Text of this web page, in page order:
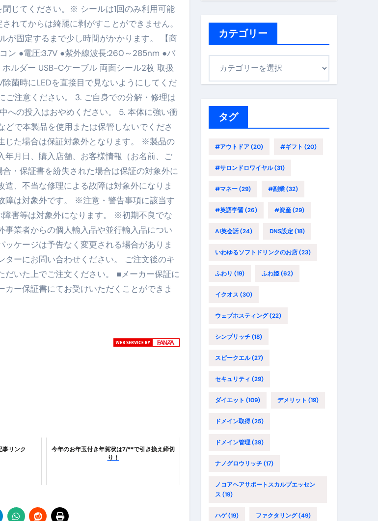
別比較・価格の考え方・失敗しないチェックリスト（高齢者にも）
ニッパー・電動まで、硬い爪／巻き爪／飛び散り対策の選び方
ーション・カット済みの選び方と、年末年始に“満足度MAX”で食べるコツ
された保存食文化”
代スイーツ文化のすべて ―
に変える地震対策ステッカー
じてください。※ シールは1回のみ利用可能
れてからは綺麗に剥がすことができません。
が固定するまで少し時間がかかります。 【商
ン ●電圧:3.7V ●紫外線波長:260～285nm ●バ
ルダー USB-Cケーブル 両面シール2枚 取扱
菌時にLEDを直接目で見ないようにしてくだ
ご注意ください。 3. ご自身での分解・修理は
の投入はおやめください。 5. 本体に強い衝
で本製品を使用または保管しないでくださ
じた場合は保証対象外となります。 ※製品の
月日、購入店舗、お客様情報（お名前、ご
・保証書を紛失された場合は保証の対象外に
、不当な修理による故障は対象外になりま
は対象外です。 ※注意・警告事項に該当す
害等は対象外になります。 ※初期不良でな
業者からの個人輸入品や並行輸入品につい
ケージは予告なく変更される場合がありま
ーにお問い合わせください。 ご注文後のキ
いた上でご注文ください。 ■メーカー保証に
ー保証書にてお受けいただくことができま
事リンク
今年のお年玉付き年賀状は7/**で引き換え締切
り！
カテゴリー
タグ
#アウトドア(20) #ギフト (20)
#サロンドロワイヤル(31)
#マネー(29) #副業(32)
#英語学習(26) #資産(29)
AI英会話(24) DNS設定(18)
いわゆるソフトドリンクのお店(23)
ふわり (19) ふわ姫(62)
イクオス (30)
ウェブホスティング(22)
シンプリッチ(18)
スピークエル(27)
セキュリティ (29)
ダイエット (109) デメリット (19)
ドメイン取得(25)
ドメイン管理(39)
ナノグロウリッチ(17)
ノコアヘアサポートスカルプエッセン
ス (19)
ハゲ(19) ファクタリング(49)